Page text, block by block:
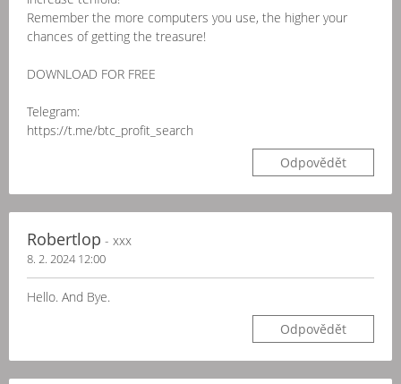
Remember the more computers you use, the higher your
chances of getting the treasure!
DOWNLOAD FOR FREE
Telegram:
https://t.me/btc_profit_search
Odpovědět
Robertlop - xxx
8. 2. 2024 12:00
Hello. And Bye.
Odpovědět